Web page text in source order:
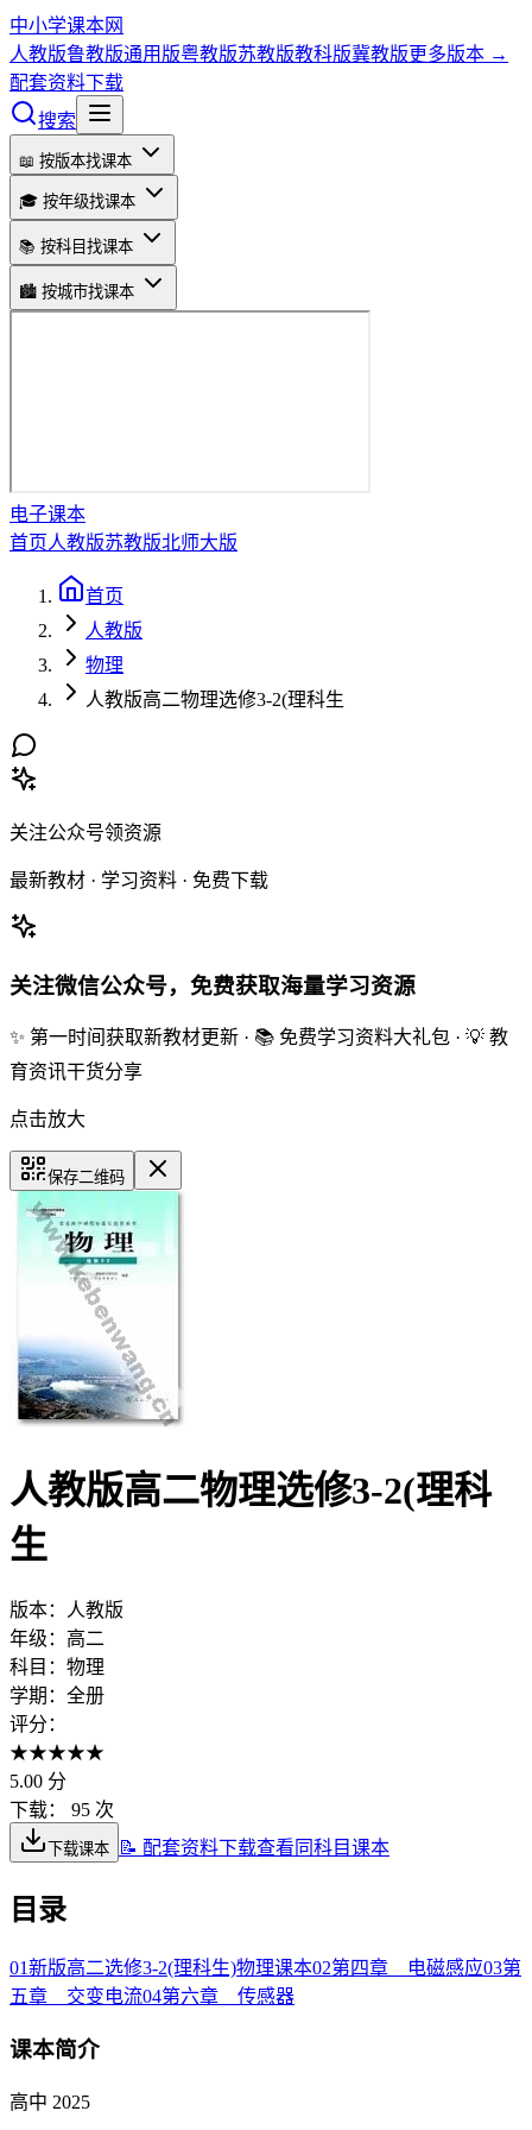
中小学课本网
人教版鲁教版通用版粤教版苏教版教科版冀教版更多版本 →
配套资料下载
搜索
📖 按版本找课本
🎓 按年级找课本
📚 按科目找课本
🏙️ 按城市找课本
电子课本
首页人教版苏教版北师大版
首页
人教版
物理
人教版高二物理选修3-2(理科生
关注公众号领资源
最新教材 · 学习资料 · 免费下载
关注微信公众号，免费获取海量学习资源
✨ 第一时间获取新教材更新 · 📚 免费学习资料大礼包 · 💡 教
育资讯干货分享
点击放大
保存二维码
人教版高二物理选修3-2(理科
生
版本：
人教版
年级： 高二
科目： 物理
学期： 全册
评分：
★★★★★
5.00 分
下载：
95 次
下载课本 📝 配套资料下载查看同科目课本
目录
01新版高二选修3-2(理科生)物理课本02第四章 电磁感应03第
五章 交变电流04第六章 传感器
课本简介
高中 2025